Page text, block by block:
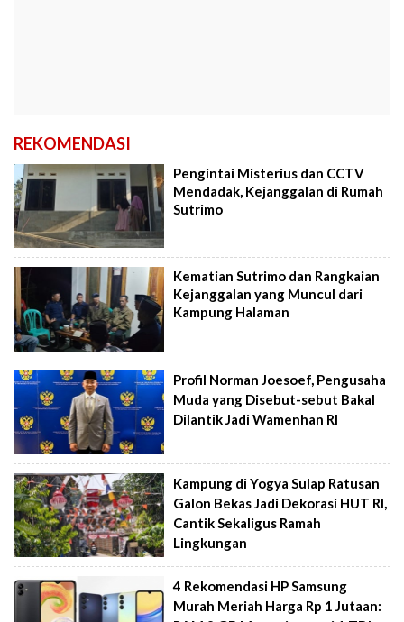
REKOMENDASI
Pengintai Misterius dan CCTV
Mendadak, Kejanggalan di Rumah
Sutrimo
Kematian Sutrimo dan Rangkaian
Kejanggalan yang Muncul dari
Kampung Halaman
Profil Norman Joesoef, Pengusaha
Muda yang Disebut-sebut Bakal
Dilantik Jadi Wamenhan RI
Kampung di Yogya Sulap Ratusan
Galon Bekas Jadi Dekorasi HUT RI,
Cantik Sekaligus Ramah
Lingkungan
4 Rekomendasi HP Samsung
Murah Meriah Harga Rp 1 Jutaan: